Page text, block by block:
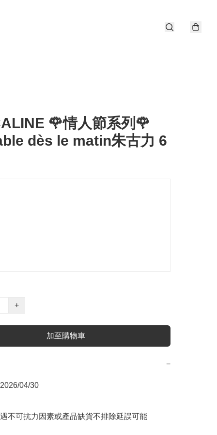
🌹情人節系列🌹
dès le matin朱古力 6
+
加至購物車
−
04/30
不可抗力因素或產品缺貨不排除延誤可能